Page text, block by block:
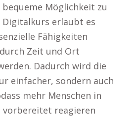
Möglichkeit zu
Digitalkurs erlaubt es
Fähigkeiten
Zeit und Ort
Dadurch wird die
einfacher, sondern auch
mehr Menschen in
reagieren